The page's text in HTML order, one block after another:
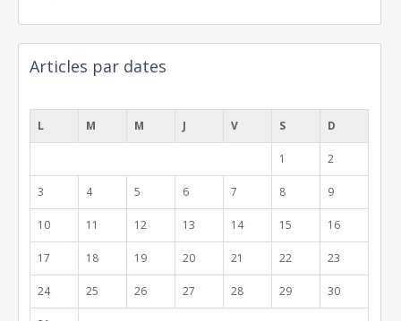
Articles par dates
L M M J V S D
1 2
3 4 5 6 7 8 9
10 11 12 13 14 15 16
17 18 19 20 21 22 23
24 25 26 27 28 29 30